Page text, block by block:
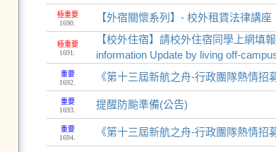
極重要
1690.
【外宿關懷系列】- 校外租賃法律講座
極重要
1691.
【校外住宿】請校外住宿同學上網填
information Update by living off-
重要
1692.
《第十三屆新航之舟-行政團隊熱情
重要
1693.
提醒防颱準備(公告)
重要
1694.
《第十三屆新航之舟-行政團隊熱情招